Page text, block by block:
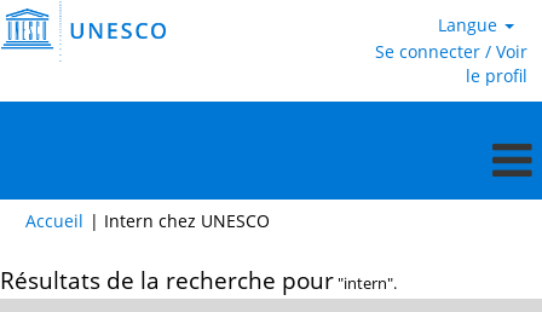
Langue
Se connecter / Voir
le profil
Accueil | Intern chez UNESCO
Résultats de la recherche pour"intern".